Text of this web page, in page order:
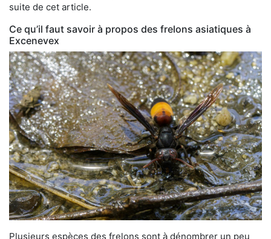
suite de cet article.
Ce qu’il faut savoir à propos des frelons asiatiques à
Excenevex
Plusieurs espèces des frelons sont à dénombrer un peu